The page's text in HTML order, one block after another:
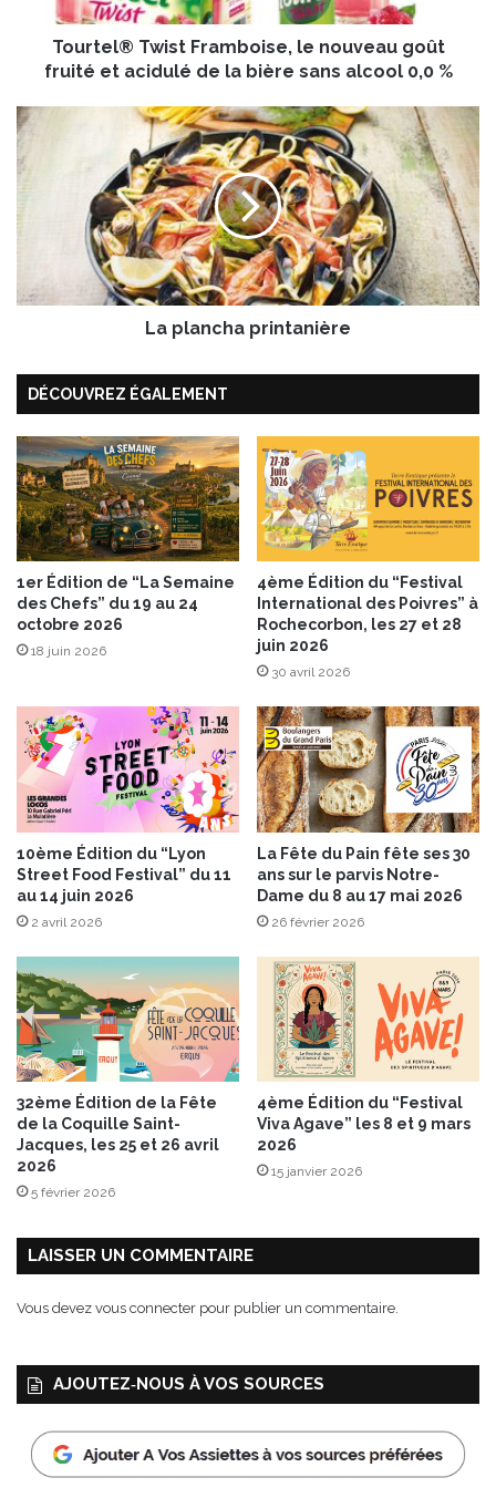
t
F
r
a
s
l
n
o
u
v
e
a
u
g
o
û
t
u
t
a
c
i
d
u
l
é
d
e
l
b
è
r
n
s
Tourtel® Twist Framboise, le nouveau goût
fruité et acidulé de la bière sans alcool 0,0 %
L
a
p
l
a
a
i
a
n
i
è
r
e
La plancha printanière
DÉCOUVREZ ÉGALEMENT
1er Édition de “La Semaine
des Chefs” du 19 au 24
octobre 2026
18 juin 2026
4ème Édition du “Festival
International des Poivres” à
Rochecorbon, les 27 et 28
juin 2026
30 avril 2026
10ème Édition du “Lyon
Street Food Festival” du 11
au 14 juin 2026
2 avril 2026
La Fête du Pain fête ses 30
ans sur le parvis Notre-
Dame du 8 au 17 mai 2026
26 février 2026
32ème Édition de la Fête
de la Coquille Saint-
Jacques, les 25 et 26 avril
2026
5 février 2026
4ème Édition du “Festival
Viva Agave” les 8 et 9 mars
2026
15 janvier 2026
LAISSER UN COMMENTAIRE
Vous devez vous connecter pour publier un commentaire.
AJOUTEZ‑NOUS À VOS SOURCES